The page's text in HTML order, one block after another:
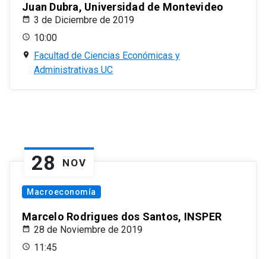
Juan Dubra, Universidad de Montevideo
3 de Diciembre de 2019
10:00
Facultad de Ciencias Económicas y
Administrativas UC
28 NOV
Macroeconomía
Marcelo Rodrigues dos Santos, INSPER
28 de Noviembre de 2019
11:45